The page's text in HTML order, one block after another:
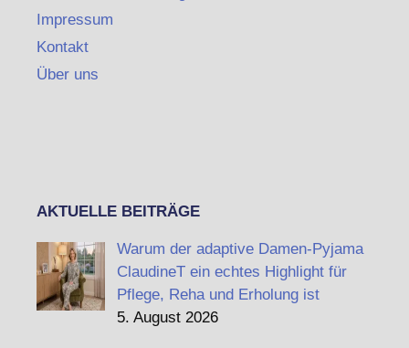
Impressum
Kontakt
Über uns
AKTUELLE BEITRÄGE
Warum der adaptive Damen-Pyjama
ClaudineT ein echtes Highlight für
Pflege, Reha und Erholung ist
5. August 2026